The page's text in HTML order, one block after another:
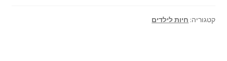
קטגוריה: חיות לילדים